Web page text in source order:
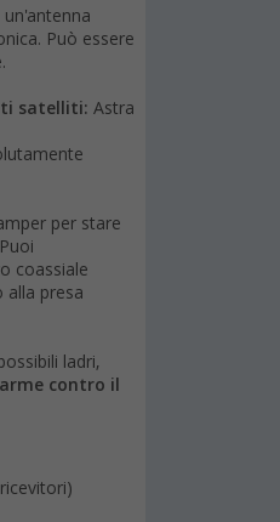
Può essere
satelliti: Astra
per stare
coassiale
alla presa
ladri,
contro il